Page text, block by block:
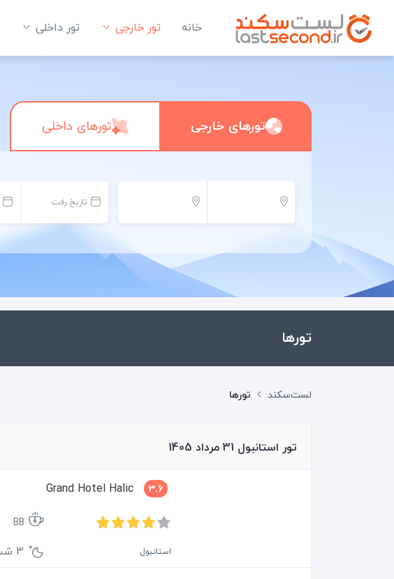
خانه تور خارجی تور داخلی
تورهای خارجی تورهای داخلی
تاریخ رفت
تور‌ها
لست‌سکند تورها
تور استانبول 31 مرداد 1405
3.6
BB
استانبول 3 شب